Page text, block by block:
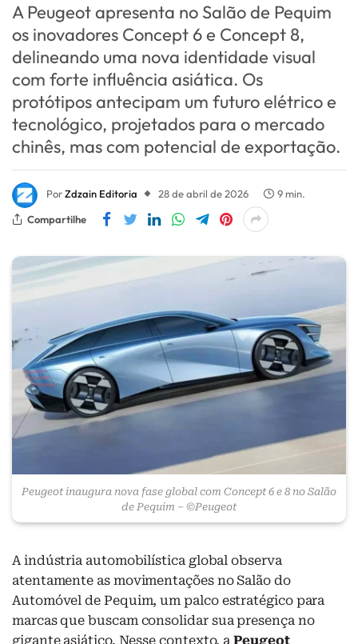
A Peugeot apresenta no Salão de Pequim
os inovadores Concept 6 e Concept 8,
delineando uma nova identidade visual
com forte influência asiática. Os
protótipos antecipam um futuro elétrico e
tecnológico, projetados para o mercado
chinês, mas com potencial de exportação.
PorZdzain Editoria 28 de abril de 2026
9 min.
Compartilhe
Peugeot inaugura nova fase global com Concept 6 e 8 no Salão
de Pequim – ©Peugeot
A indústria automobilística global observa
atentamente as movimentações no Salão do
Automóvel de Pequim, um palco estratégico para
marcas que buscam consolidar sua presença no
gigante asiático. Nesse contexto, aPeugeot